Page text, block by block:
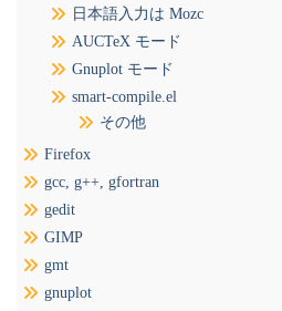
日本語入力は Mozc
AUCTeX モード
Gnuplot モード
smart-compile.el
その他
Firefox
gcc, g++, gfortran
gedit
GIMP
gmt
gnuplot